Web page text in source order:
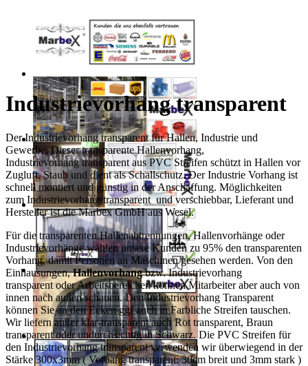
Industrievorhang transparent
Der Industrievorhang transparent für Hallen, Industrie und
Gewerbe. Dieser transparente Hallenvorhang,
Industrievorhang transparent aus PVC Streifen schützt in Hallen vor
Zugluft, Staub und dient als Schallschutz. Der Industrie Vorhang ist
schnell montiert und günstig in der Anschaffung. Möglichkeiten
zum Industrievorhang transparent und verschiebbar, Lieferant und
Hersteller ist die Marbex GmbH aus Wesel.
Für die transparenten Hallenabtrennungen, Hallenvorhänge oder
Industrievorhänge wählen unsere Kunden zu 95% den transparenten
Vorhang, damit Personen an Maschinen gesehen werden. Von den
Einhausungen,Hallenvorhangbzw. Industrievorhang
transparent oder Arbeitsbereichen können Mitarbeiter aber auch von
innen nach außen schauen. Den Industrievorhang Transparent
können Sie an den Ecken ggf auch in Farbliche Streifen tauschen.
Wir liefern außer klar-transparent auch Rot transparent, Braun
transparent oder undurchsichtig in Schwarz. Die PVC Streifen für
den Industrievorhang transparent verwenden wir überwiegend in der
Stärke 300x3mm ( Vorhang transparent: 30cm breit und 3mm stark )